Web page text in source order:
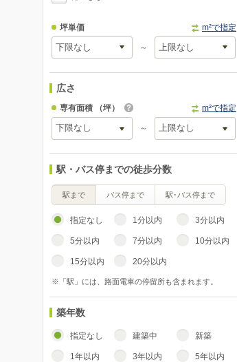
坪単価 m²で指定
～
広さ
専有面積 （坪） m²で指定
～
駅・バス停までの徒歩分数
駅まで バス停まで 駅･バス停まで
指定なし 1分以内 3分以内
5分以内 7分以内 10分以内
15分以内 20分以内
※「駅」には、路面電車の停留所も含まれます。
築年数
指定なし 建築中 新築
1年以内 3年以内 5年以内